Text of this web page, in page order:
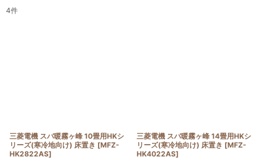
4件
三菱電機 スバ暖霧ヶ峰 10畳用HKシ
リーズ(寒冷地向け) 床置き [MFZ-
HK2822AS]
三菱電機 スバ暖霧ヶ峰 14畳用HKシ
リーズ(寒冷地向け) 床置き [MFZ-
HK4022AS]